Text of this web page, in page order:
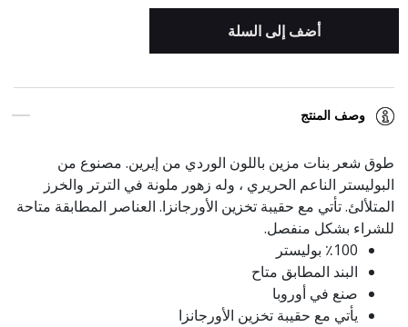
أضف إلى السلة
وصف المنتج
طوق شعر بنات مزين باللون الوردي من إيرين. مصنوع من
البوليستر الناعم الحريري ، وله زهور ملونة في الترتر والخرز
المتلألئ. تأتي مع حقيبة تخزين الأورجانزا. العناصر المطابقة متاحة
للشراء بشكل منفصل.
٪100 بوليستر
البند المطابق متاح
صنع في أوروبا
يأتي مع حقيبة تخزين الأورجانزا